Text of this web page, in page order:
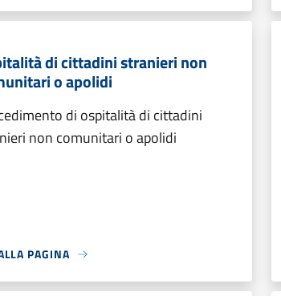
di cittadini stranieri non
o apolidi
di ospitalità di cittadini
non comunitari o apolidi
PAGINA